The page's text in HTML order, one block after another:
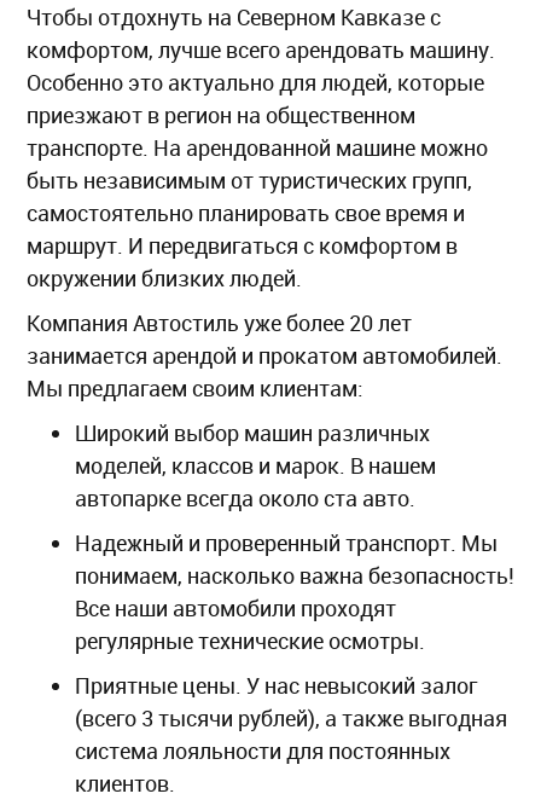
Чтобы отдохнуть на Северном Кавказе с
комфортом, лучше всего арендовать машину.
Особенно это актуально для людей, которые
приезжают в регион на общественном
транспорте. На арендованной машине можно
быть независимым от туристических групп,
самостоятельно планировать свое время и
маршрут. И передвигаться с комфортом в
окружении близких людей.
Компания Автостиль уже более 20 лет
занимается арендой и прокатом автомобилей.
Мы предлагаем своим клиентам:
Широкий выбор машин различных
моделей, классов и марок. В нашем
автопарке всегда около ста авто.
Надежный и проверенный транспорт. Мы
понимаем, насколько важна безопасность!
Все наши автомобили проходят
регулярные технические осмотры.
Приятные цены. У нас невысокий залог
(всего 3 тысячи рублей), а также выгодная
система лояльности для постоянных
клиентов.